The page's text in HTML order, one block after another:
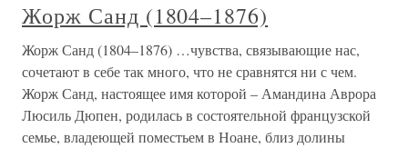
Жорж Санд (1804–1876)
Жорж Санд (1804–1876) …чувства, связывающие нас,
сочетают в себе так много, что не сравнятся ни с чем.
Жорж Санд, настоящее имя которой – Амандина Аврора
Люсиль Дюпен, родилась в состоятельной французской
семье, владеющей поместьем в Ноане, близ долины